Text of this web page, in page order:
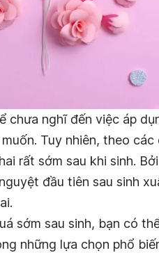
chưa nghĩ đến việc áp
Tuy nhiên, theo các
rất sớm sau khi sinh.
đầu tiên sau sinh
sớm sau sinh, bạn có
những lựa chọn phổ